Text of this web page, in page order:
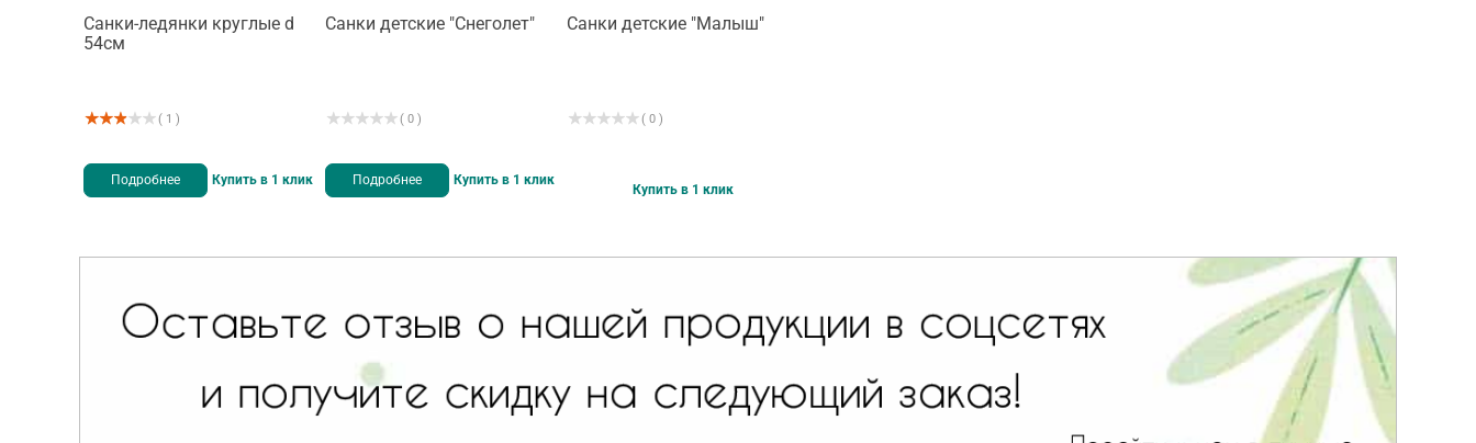
Санки-ледянки круглые d
54см
( 1 )
Подробнее Купить в 1 клик
Санки детские "Снеголет"
( 0 )
Подробнее Купить в 1 клик
Санки детские "Малыш"
( 0 )
Купить в 1 клик